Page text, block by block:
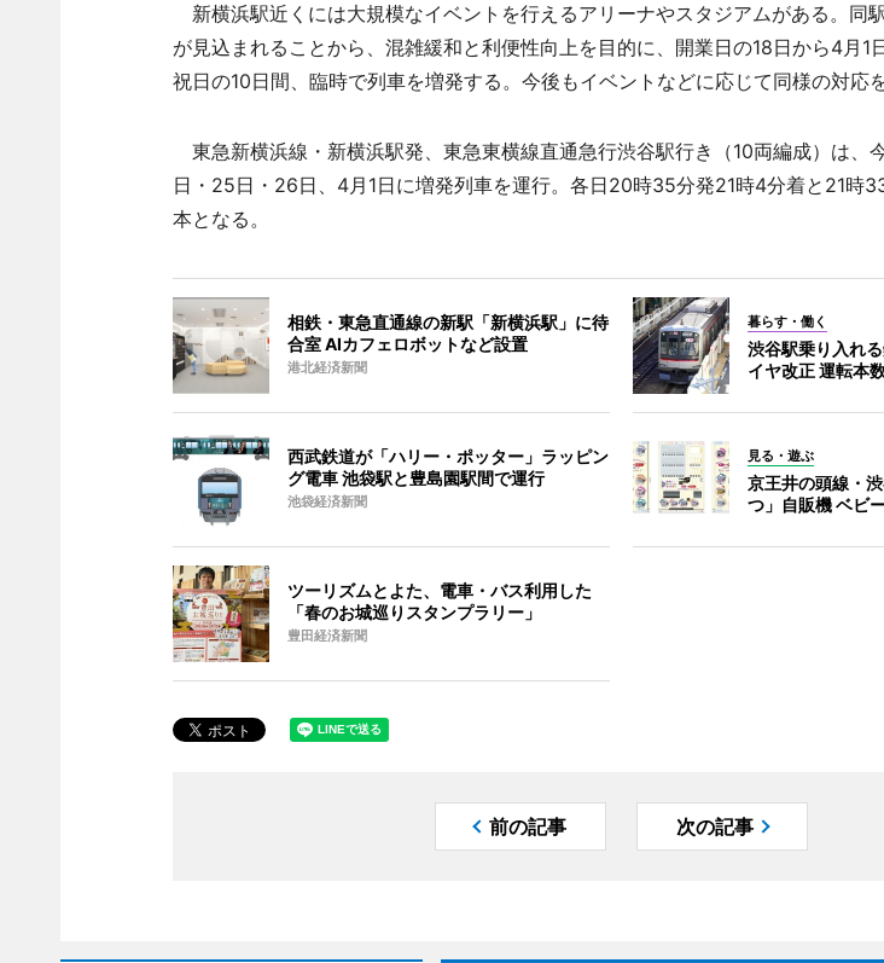
新横浜駅近くには大規模なイベントを行えるアリーナやスタジアムがある。同
が見込まれることから、混雑緩和と利便性向上を目的に、開業日の18日から4月1
祝日の10日間、臨時で列車を増発する。今後もイベントなどに応じて同様の対応
東急新横浜線・新横浜駅発、東急東横線直通急行渋谷駅行き（10両編成）は、
日・25日・26日、4月1日に増発列車を運行。各日20時35分発21時4分着と21時
本となる。
相鉄・東急直通線の新駅「新横浜駅」に待
合室 AIカフェロボットなど設置
港北経済新聞
暮らす・働く
渋谷駅乗り入れ
イヤ改正 運転本
西武鉄道が「ハリー・ポッター」ラッピン
グ電車 池袋駅と豊島園駅間で運行
池袋経済新聞
見る・遊ぶ
京王井の頭線・
つ」自販機 ベビ
ツーリズムとよた、電車・バス利用した
「春のお城巡りスタンプラリー」
豊田経済新聞
前の記事 次の記事